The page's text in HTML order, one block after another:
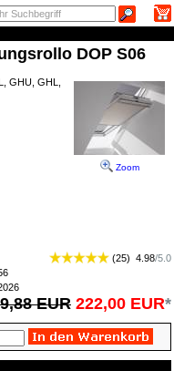
DOP S06
Zoom
GHU, GHL,
(25) 4.98/5.0
EUR 222,00 EUR*